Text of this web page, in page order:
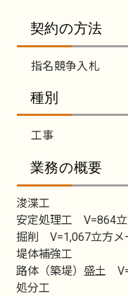
契約の方法
指名競争入札
種別
工事
業務の概要
浚渫工
安定処理工 V=864立
掘削 V=1,067立方メ
堤体補強工
路体（築堤）盛土
処分工